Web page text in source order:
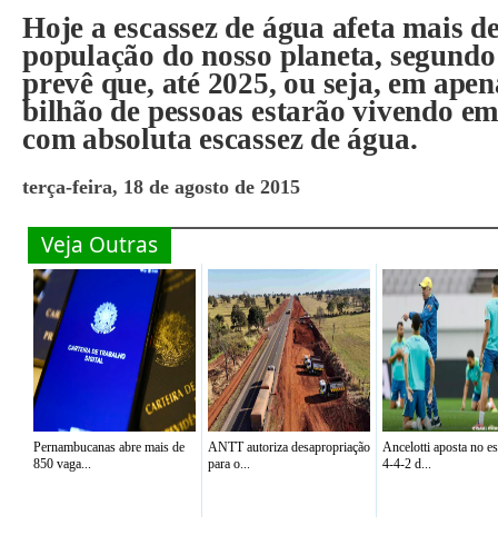
Hoje a escassez de água afeta mais
população do nosso planeta,
prevê que, até 2025, ou seja, em
bilhão de pessoas estarão vivendo
com absoluta escassez de água.
terça-feira, 18 de agosto de 2015
Veja Outras
Pernambucanas abre mais de
850 vaga...
ANTT autoriza desapropriação
para o...
Ancelotti aposta no
4-4-2 d...